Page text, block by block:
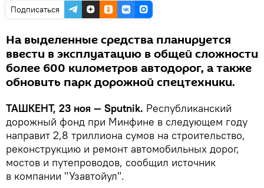
Подписаться
На выделенные средства планируется
ввести в эксплуатацию в общей сложности
более 600 километров автодорог, а также
обновить парк дорожной спецтехники.
ТАШКЕНТ, 23 ноя — Sputnik. Республиканский
дорожный фонд при Минфине в следующем году
направит 2,8 триллиона сумов на строительство,
реконструкцию и ремонт автомобильных дорог,
мостов и путепроводов, сообщил источник
в компании "Узавтойул".